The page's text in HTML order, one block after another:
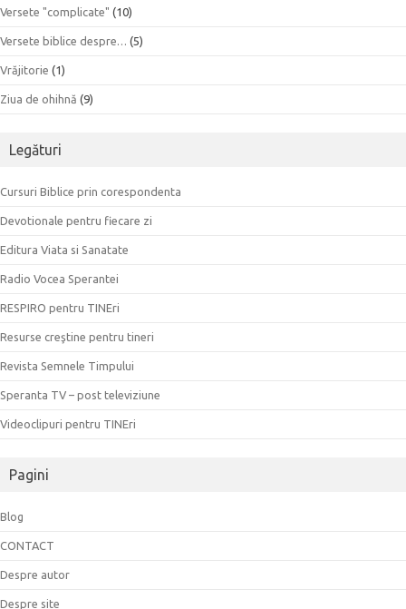
Versete "complicate" (10)
Versete biblice despre… (5)
Vrăjitorie (1)
Ziua de ohihnă (9)
Legături
Cursuri Biblice prin corespondenta
Devotionale pentru fiecare zi
Editura Viata si Sanatate
Radio Vocea Sperantei
RESPIRO pentru TINEri
Resurse creştine pentru tineri
Revista Semnele Timpului
Speranta TV – post televiziune
Videoclipuri pentru TINEri
Pagini
Blog
CONTACT
Despre autor
Despre site